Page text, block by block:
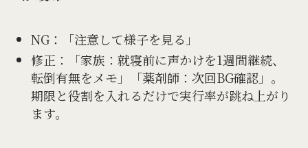
NG：「注意して様子を見る」
修正：「家族：就寝前に声かけを1週間継続、
転倒有無をメモ」「薬剤師：次回BG確認」。
期限と役割を入れるだけで実行率が跳ね上がり
ます。